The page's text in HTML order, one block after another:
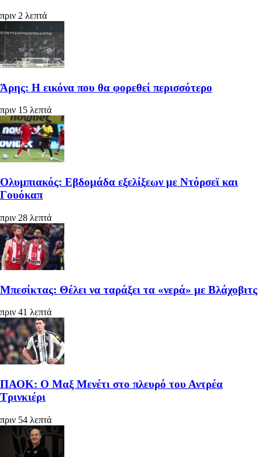
πριν 2 λεπτά
Άρης: Η εικόνα που θα φορεθεί περισσότερο
πριν 15 λεπτά
Ολυμπιακός: Εβδομάδα εξελίξεων με Ντόρσεϊ και
Γουόκαπ
πριν 28 λεπτά
Μπεσίκτας: Θέλει να ταράξει τα «νερά» με Βλάχοβιτς
πριν 41 λεπτά
ΠΑΟΚ: Ο Μαξ Μενέτι στο πλευρό του Αντρέα
Τρινκιέρι
πριν 54 λεπτά